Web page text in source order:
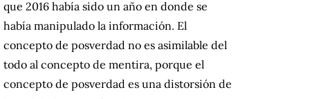
que 2016 había sido un año en donde se
había manipulado la información. El
concepto de posverdad no es asimilable del
todo al concepto de mentira, porque el
concepto de posverdad es una distorsión de